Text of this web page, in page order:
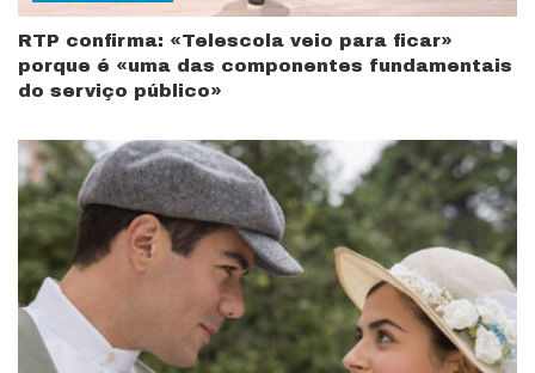
RTP confirma: «Telescola veio para ficar»
porque é «uma das componentes fundamentais
do serviço público»